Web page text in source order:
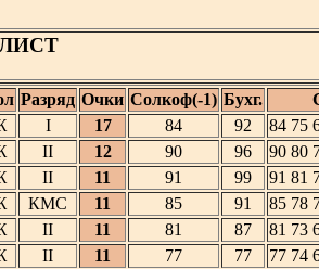
Разряд Очки Солкоф(-1) Бухг.
I 17 84 92 84 75
II 12 90 96 90 80
II 11 91 99 91 81
КМС 11 85 91 85 78
II 11 81 87 81 73
II 11 77 77 77 74